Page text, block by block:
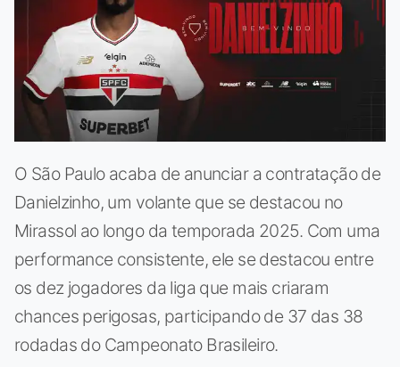
O São Paulo acaba de anunciar a contratação de
Danielzinho, um volante que se destacou no
Mirassol ao longo da temporada 2025. Com uma
performance consistente, ele se destacou entre
os dez jogadores da liga que mais criaram
chances perigosas, participando de 37 das 38
rodadas do Campeonato Brasileiro.